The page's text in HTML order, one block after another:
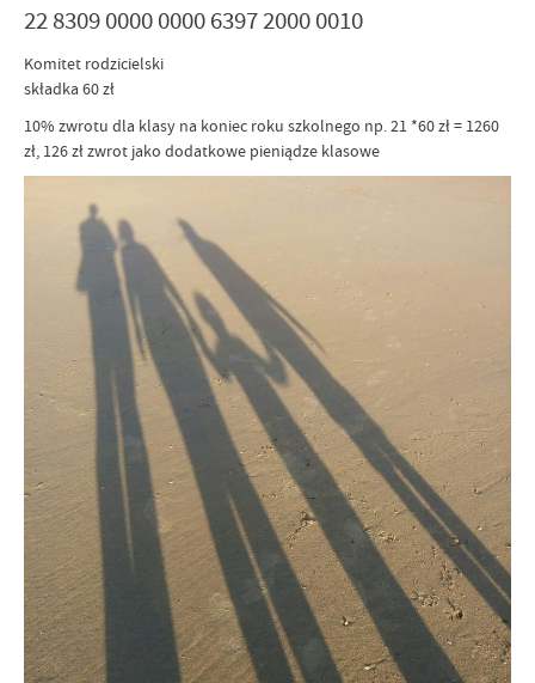
22 8309 0000 0000 6397 2000 0010
Komitet rodzicielski
składka 60 zł
10% zwrotu dla klasy na koniec roku szkolnego np. 21 *60 zł = 1260
zł, 126 zł zwrot jako dodatkowe pieniądze klasowe